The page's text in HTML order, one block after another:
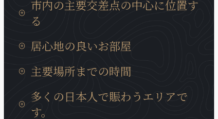
市内の主要交差点の中心に位置す
る
タンロン工業団地までの移動時間は15分、イノバイ
国際空港までは30分と通勤等にも非常に便利な場所
居心地の良いお部屋
日本製の設備が充実していて、ベトナムに居ても、
日本の我が家の居心地に癒やされます。
主要場所までの時間
タンロン工業団地までの移動時間は15分、イノバイ
国際空港までは30分と通勤等にも非常に便利な場所
に位置しております。
多くの日本人で賑わうエリアで
す。